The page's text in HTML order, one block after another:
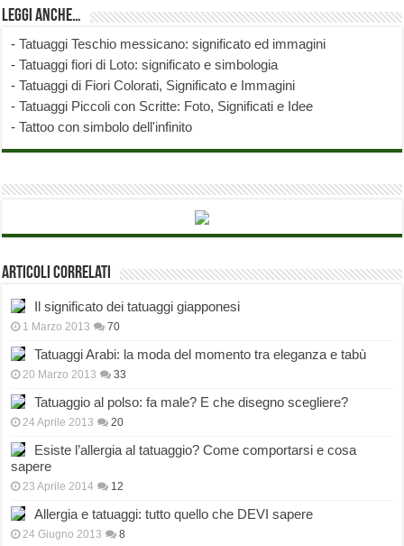
Leggi anche…
-Tatuaggi Teschio messicano: significato ed immagini
-Tatuaggi fiori di Loto: significato e simbologia
-Tatuaggi di Fiori Colorati, Significato e Immagini
-Tatuaggi Piccoli con Scritte: Foto, Significati e Idee
-Tattoo con simbolo dell'infinito
Articoli correlati
Il significato dei tatuaggi giapponesi
1 Marzo 2013 70
Tatuaggi Arabi: la moda del momento tra eleganza e tabù
20 Marzo 2013 33
Tatuaggio al polso: fa male? E che disegno scegliere?
24 Aprile 2013 20
Esiste l’allergia al tatuaggio? Come comportarsi e cosa
sapere
23 Aprile 2014 12
Allergia e tatuaggi: tutto quello che DEVI sapere
24 Giugno 2013 8